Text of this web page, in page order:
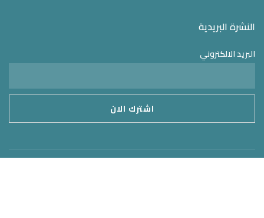
النشرة البريدية
البريد الالكتروني